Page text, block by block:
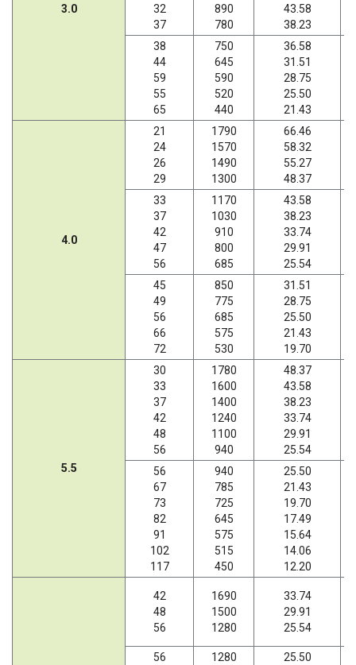
3.0
32
37
890
780
43.58
38.23
38
44
59
55
65
750
645
590
520
440
36.58
31.51
28.75
25.50
21.43
4.0
21
24
26
29
1790
1570
1490
1300
66.46
58.32
55.27
48.37
33
37
42
47
56
1170
1030
910
800
685
43.58
38.23
33.74
29.91
25.54
45
49
56
66
72
850
775
685
575
530
31.51
28.75
25.50
21.43
19.70
5.5
30
33
37
42
48
56
1780
1600
1400
1240
1100
940
48.37
43.58
38.23
33.74
29.91
25.54
56
67
73
82
91
102
117
940
785
725
645
575
515
450
25.50
21.43
19.70
17.49
15.64
14.06
12.20
42
48
56
1690
1500
1280
33.74
29.91
25.54
56
1280
25.50